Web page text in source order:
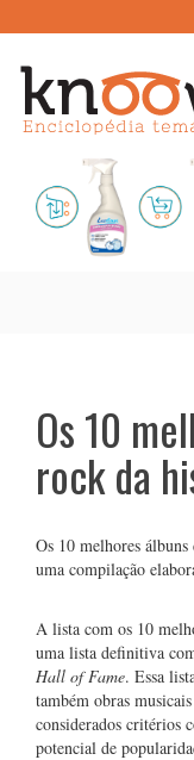
Os 10
rock da
Os 10 melhores
uma compilação
A lista com os 10
uma lista definitiva
Hall of Fame. Essa
também obras
considerados critérios
potencial de